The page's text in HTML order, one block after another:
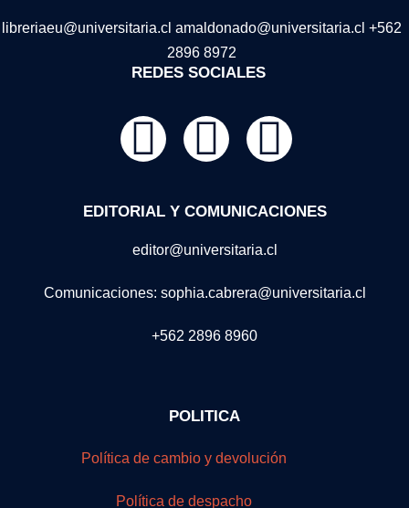
libreriaeu@universitaria.cl amaldonado@universitaria.cl +562
2896 8972
REDES SOCIALES
EDITORIAL Y COMUNICACIONES
editor@universitaria.cl
Comunicaciones: sophia.cabrera@universitaria.cl
+562 2896 8960
POLITICA
Política de cambio y devolución
Política de despacho